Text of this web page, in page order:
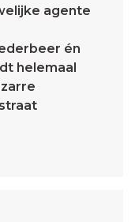
agente
én
helemaal